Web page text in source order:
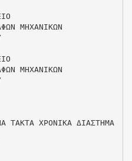
ΜΗΧΑΝΙΚΩΝ
ΜΗΧΑΝΙΚΩΝ
ΤΑΚΤΑ ΧΡΟΝΙΚΑ ΔΙΑΣΤΗΜΑ